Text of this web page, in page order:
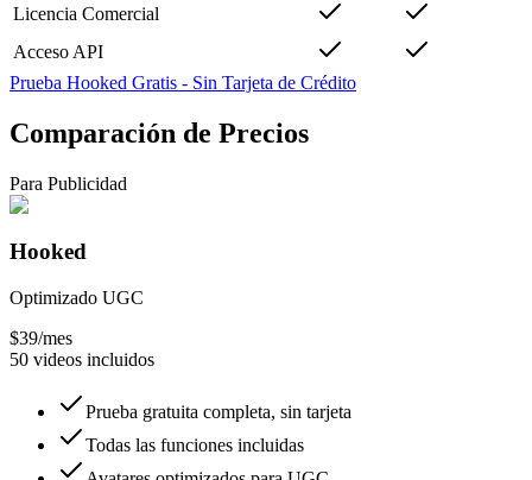
Licencia Comercial
Acceso API
Prueba Hooked Gratis - Sin Tarjeta de Crédito
Comparación de Precios
Para Publicidad
Hooked
Optimizado UGC
$39/mes
50 videos incluidos
Prueba gratuita completa, sin tarjeta
Todas las funciones incluidas